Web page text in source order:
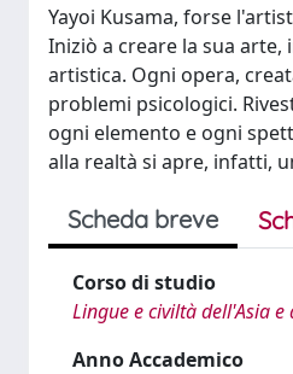
Yayoi Kusama, forse
Iniziò a creare la sua
artistica. Ogni opera,
problemi psicologici.
ogni elemento e ogni
alla realtà si apre, infatti,
Scheda breve
Corso di studio
Lingue e civiltà dell'Asia
Anno Accademico